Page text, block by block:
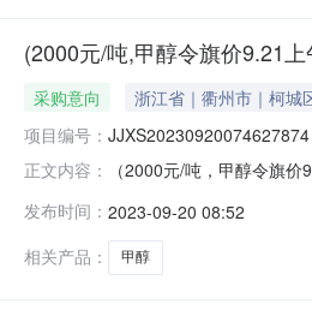
(2000元/吨,甲醇令旗价9.21
采购意向 浙江省｜衢州市｜柯城
项目编号： JJXS20230920074627874
正文内容：
（2000元/吨，甲醇令旗
场）公布东北亚中国长江
发布时间： 2023-09-20 08:52
相关产品：
甲醇